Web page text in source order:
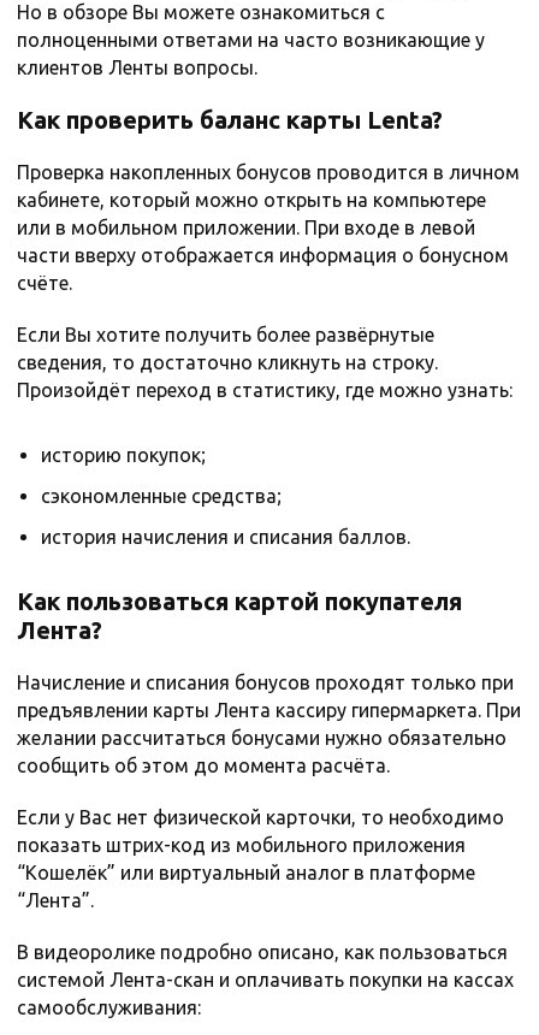
Но в обзоре Вы можете ознакомиться с
полноценными ответами на часто возникающие у
клиентов Ленты вопросы.
Как проверить баланс карты Lenta?
Проверка накопленных бонусов проводится в личном
кабинете, который можно открыть на компьютере
или в мобильном приложении. При входе в левой
части вверху отображается информация о бонусном
счёте.
Если Вы хотите получить более развёрнутые
сведения, то достаточно кликнуть на строку.
Произойдёт переход в статистику, где можно узнать:
историю покупок;
сэкономленные средства;
история начисления и списания баллов.
Как пользоваться картой покупателя
Лента?
Начисление и списания бонусов проходят только при
предъявлении карты Лента кассиру гипермаркета. При
желании рассчитаться бонусами нужно обязательно
сообщить об этом до момента расчёта.
Если у Вас нет физической карточки, то необходимо
показать штрих-код из мобильного приложения
“Кошелёк” или виртуальный аналог в платформе
“Лента”.
В видеоролике подробно описано, как пользоваться
системой Лента-скан и оплачивать покупки на кассах
самообслуживания: